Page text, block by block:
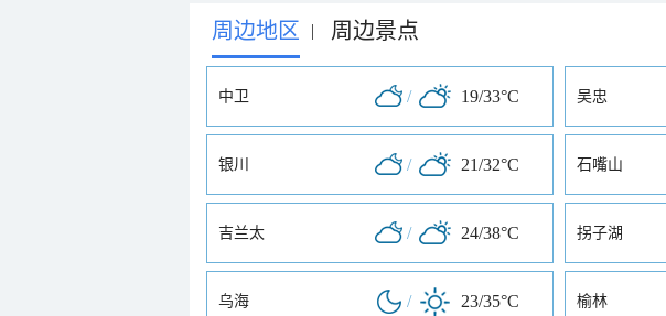
周边地区 | 周边景点
中卫 / 19/33°C 吴忠
银川 / 21/32°C 石嘴山
吉兰太 / 24/38°C 拐子湖
乌海 / 23/35°C 榆林